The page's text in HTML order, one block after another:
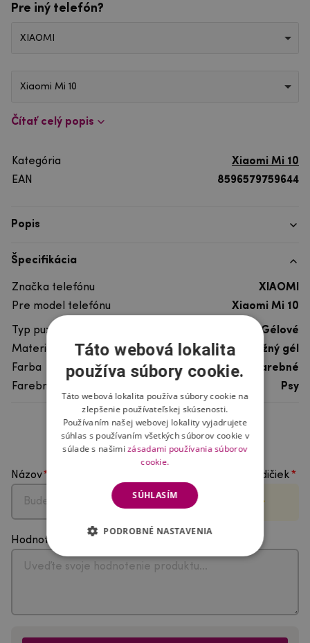
Pre iný telefón?
XIAOMI
Xiaomi Mi 10
Čítať celý popis
Kategória
Xiaomi Mi 10
EAN
8596579759644
Popis
Špecifikácia
Značka telefónu
XIAOMI
Pre model telefónu
Xiaomi Mi 10
Typ puzdra
Gélové
Materiál
pružný gél
Farba
viacfarebné
Farebný motív
Psy
Hodnotenie produktu
Názov Vyberte počet hviezdičiek
Hodnotenie
Táto webová lokalita
používa súbory cookie.
Táto webová lokalita používa súbory cookie na
zlepšenie používateľskej skúsenosti.
Používaním našej webovej lokality vyjadrujete
súhlas s používaním všetkých súborov cookie v
súlade s našimizásadami používania súborov
cookie.
SÚHLASÍM
PODROBNÉ NASTAVENIA